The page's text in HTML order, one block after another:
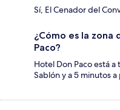
Sí, El Cenador del
¿Cómo es la zona
Paco?
Hotel Don Paco está
Sablón y a 5 minutos